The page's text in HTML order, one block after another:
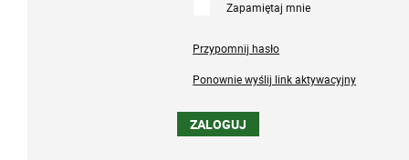
Zapamiętaj mnie
Przypomnij hasło
Ponownie wyślij link aktywacyjny